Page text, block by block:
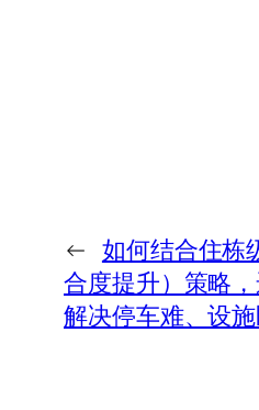
← 如何结合住栋
合度提升）策略
解决停车难、设